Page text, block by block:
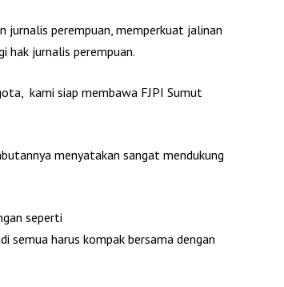
jurnalis perempuan, memperkuat jalinan
hak jurnalis perempuan.
kami siap membawa FJPI Sumut
menyatakan sangat mendukung
seperti
semua harus kompak bersama dengan